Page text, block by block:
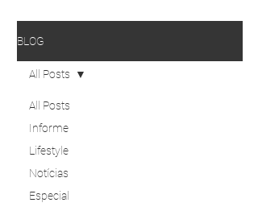
BLOG
All Posts
Informe
Lifestyle
Notícias
Especial
All Posts